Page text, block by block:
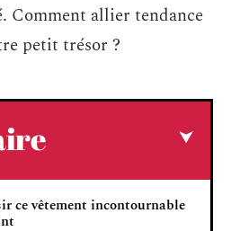
Comment allier tendance
petit trésor ?
ce vêtement incontournable